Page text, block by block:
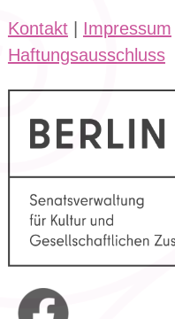
Kontakt| Impressum
Haftungsausschluss